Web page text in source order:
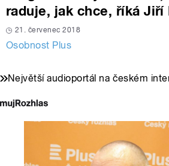
raduje, jak chce, říká Jiří
21. červenec 2018
Osobnost Plus
Největší audioportál na českém